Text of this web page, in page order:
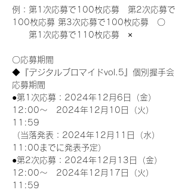
例：第1次応募で100枚応募　第2次応募で
100枚応募 第3次応募で100枚応募　〇
第1次応募で110枚応募　×
〇応募期間
◆『デジタルブロマイドvol.5』個別握手会
応募期間
●第1次応募：2024年12月6日（金）
12:00～　2024年12月10日（火）
11:59
（当落発表：2024年12月11日（水）
11:00までに発表予定）
●第2次応募：2024年12月13日（金）
12:00～　2024年12月17日（火）
11:59